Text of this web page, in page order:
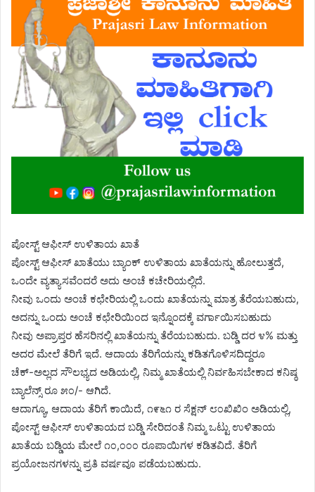
ಪೋಸ್ಟ್ ಆಫೀಸ್ ಉಳಿತಾಯ ಖಾತೆ
ಪೋಸ್ಟ್ ಆಫೀಸ್ ಖಾತೆಯು ಬ್ಯಾಂಕ್ ಉಳಿತಾಯ ಖಾತೆಯನ್ನು ಹೋಲುತ್ತದೆ,
ಒಂದೇ ವ್ಯತ್ಯಾಸವೆಂದರೆ ಅದು ಅಂಚೆ ಕಚೇರಿಯಲ್ಲಿದೆ.
ನೀವು ಒಂದು ಅಂಚೆ ಕಛೇರಿಯಲ್ಲಿ ಒಂದು ಖಾತೆಯನ್ನು ಮಾತ್ರ ತೆರೆಯಬಹುದು,
ಅದನ್ನು ಒಂದು ಅಂಚೆ ಕಛೇರಿಯಿಂದ ಇನ್ನೊಂದಕ್ಕೆ ವರ್ಗಾಯಿಸಬಹುದು
ನೀವು ಅಪ್ರಾಪ್ತರ ಹೆಸರಿನಲ್ಲಿ ಖಾತೆಯನ್ನು ತೆರೆಯಬಹುದು. ಬಡ್ಡಿ ದರ ೪% ಮತ್ತು
ಅದರ ಮೇಲೆ ತೆರಿಗೆ ಇದೆ. ಆದಾಯ ತೆರಿಗೆಯನ್ನು ಕಡಿತಗೊಳಿಸದಿದ್ದರೂ
ಚೆಕ್-ಅಲ್ಲದ ಸೌಲಭ್ಯದ ಅಡಿಯಲ್ಲಿ, ನಿಮ್ಮ ಖಾತೆಯಲ್ಲಿ ನಿರ್ವಹಿಸಬೇಕಾದ ಕನಿಷ್ಠ
ಬ್ಯಾಲೆನ್ಸ್ ರೂ ೫೦/- ಆಗಿದೆ.
ಆದಾಗ್ಯೂ, ಆದಾಯ ತೆರಿಗೆ ಕಾಯಿದೆ, ೧೯೬೧ ರ ಸೆಕ್ಷನ್ ೮೦ಖಿಖಿಂ ಅಡಿಯಲ್ಲಿ,
ಪೋಸ್ಟ್ ಆಫೀಸ್ ಉಳಿತಾಯದ ಬಡ್ಡಿ ಸೇರಿದಂತೆ ನಿಮ್ಮ ಒಟ್ಟು ಉಳಿತಾಯ
ಖಾತೆಯ ಬಡ್ಡಿಯ ಮೇಲೆ ೧೦,೦೦೦ ರೂಪಾಯಿಗಳ ಕಡಿತವಿದೆ. ತೆರಿಗೆ
ಪ್ರಯೋಜನಗಳನ್ನು ಪ್ರತಿ ವರ್ಷವೂ ಪಡೆಯಬಹುದು.